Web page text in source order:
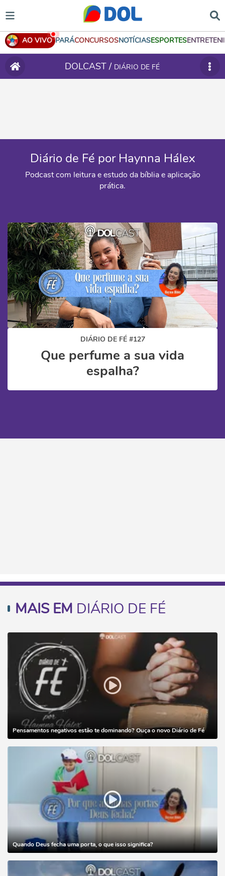
AO VIVO PARÁCONCURSOSNOTÍCIASESPORTES
DOLCAST / DIÁRIO DE FÉ
Diário de Fé por Haynna Hálex
Podcast com leitura e estudo da bíblia e aplicação
prática.
DIÁRIO DE FÉ #127
Que perfume a sua vida
espalha?
MAIS EM DIÁRIO DE FÉ
Pensamentos negativos estão te dominando? Ouça o novo Diário de Fé
Quando Deus fecha uma porta, o que isso significa?